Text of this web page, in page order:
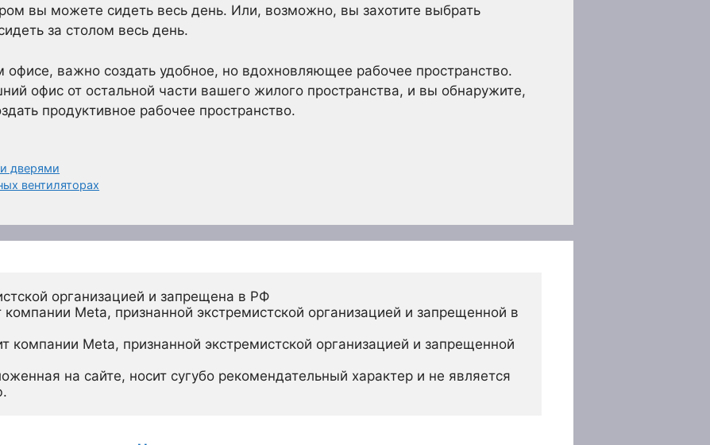
вы можете сидеть весь день. Или, возможно, вы захотите выбрать
за столом весь день.
важно создать удобное, но вдохновляющее рабочее пространство.
офис от остальной части вашего жилого пространства, и вы обнаружите,
продуктивное рабочее пространство.
дверями
вентиляторах
организацией и запрещена в РФ
Meta, признанной экстремистской организацией и запрещенной в
компании Meta, признанной экстремистской организацией и запрещенной
на сайте, носит сугубо рекомендательный характер и не является